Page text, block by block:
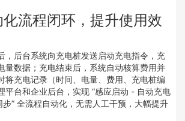
流程闭环，提升使用效
，后台系统向充电桩发送启动充电指令，充
量数据；充电结束后，系统自动核算费用并
将充电记录（时间、电量、费用、充电桩编
平台和企业后台，实现 “感应启动 - 自动充电
” 全流程自动化，无需人工干预，大幅提升